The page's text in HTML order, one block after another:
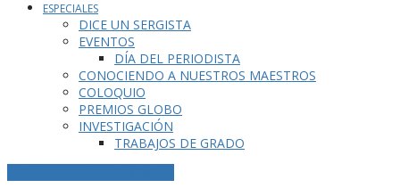
ESPECIALES
DICE UN SERGISTA
EVENTOS
DÍA DEL PERIODISTA
CONOCIENDO A NUESTROS MAESTROS
COLOQUIO
PREMIOS GLOBO
INVESTIGACIÓN
TRABAJOS DE GRADO